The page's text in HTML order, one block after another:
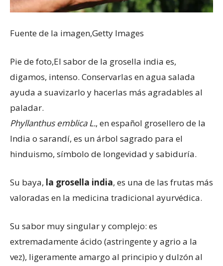
Fuente de la imagen,Getty Images
Pie de foto,El sabor de la grosella india es,
digamos, intenso. Conservarlas en agua salada
ayuda a suavizarlo y hacerlas más agradables al
paladar.
Phyllanthus emblica L., en español grosellero de la
India o sarandí, es un árbol sagrado para el
hinduismo, símbolo de longevidad y sabiduría.
Su baya, la grosella india, es una de las frutas más
valoradas en la medicina tradicional ayurvédica.
Su sabor muy singular y complejo: es
extremadamente ácido (astringente y agrio a la
vez), ligeramente amargo al principio y dulzón al